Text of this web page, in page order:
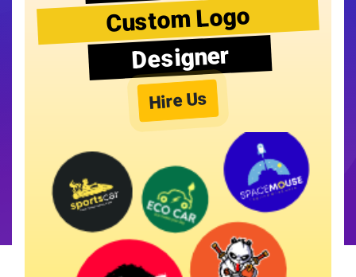
Custom Logo
Designer
Hire Us